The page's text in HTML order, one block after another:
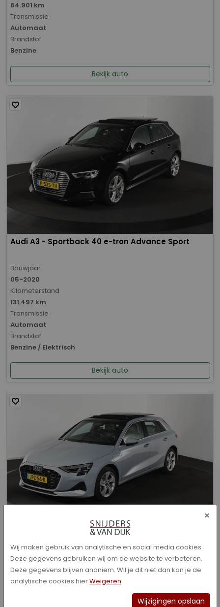
64.901 km
Transmissie
Automaat
Brandstof
Benzine
Bekijk auto
Audi A3 - Sportback 40 e-tron Advance Sport
Bouwjaar
05-2020
Kilometerstand
131.497 km
Transmissie
Automaat
Brandstof
Benzine / Elektrisch
Bekijk auto
Audi A3 - Sportback 40 TFSI e Advanced edition
Bouwjaar
01-2026
Kilometerstand
×
Wij maken gebruik van analytische en social media cookies.
Deze gegevens gebruiken wij om de website te verbeteren.
Deze gegevens blijven anoniem. Wil je dit niet dan kan je de
analytische cookies hierWeigeren
Wijzigingen opslaan